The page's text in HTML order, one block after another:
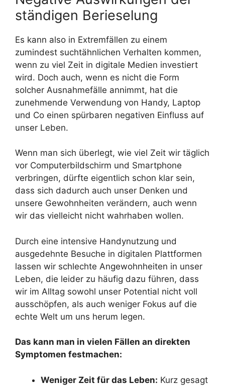
ständigen Berieselung
Es kann also in Extremfällen zu einem
zumindest suchtähnlichen Verhalten kommen,
wenn zu viel Zeit in digitale Medien investiert
wird. Doch auch, wenn es nicht die Form
solcher Ausnahmefälle annimmt, hat die
zunehmende Verwendung von Handy, Laptop
und Co einen spürbaren negativen Einfluss auf
unser Leben.
Wenn man sich überlegt, wie viel Zeit wir täglich
vor Computerbildschirm und Smartphone
verbringen, dürfte eigentlich schon klar sein,
dass sich dadurch auch unser Denken und
unsere Gewohnheiten verändern, auch wenn
wir das vielleicht nicht wahrhaben wollen.
Durch eine intensive Handynutzung und
ausgedehnte Besuche in digitalen Plattformen
lassen wir schlechte Angewohnheiten in unser
Leben, die leider zu häufig dazu führen, dass
wir im Alltag sowohl unser Potential nicht voll
ausschöpfen, als auch weniger Fokus auf die
echte Welt um uns herum legen.
Das kann man in vielen Fällen an direkten
Symptomen festmachen:
Weniger Zeit für das Leben: Kurz gesagt